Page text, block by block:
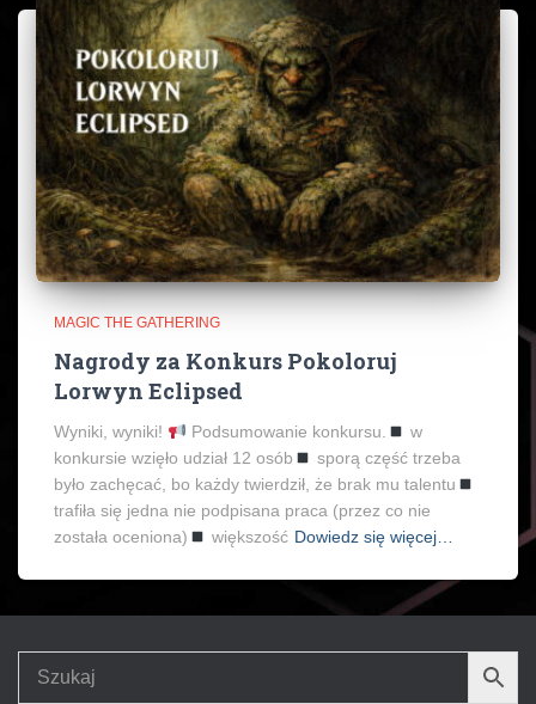
MAGIC THE GATHERING
Nagrody za Konkurs Pokoloruj
Lorwyn Eclipsed
Wyniki, wyniki! Podsumowanie konkursu.
w
konkursie wzięło udział 12 osób
sporą część trzeba
było zachęcać, bo każdy twierdził, że brak mu talentu
trafiła się jedna nie podpisana praca (przez co nie
została oceniona)
większość Dowiedz się więcej…